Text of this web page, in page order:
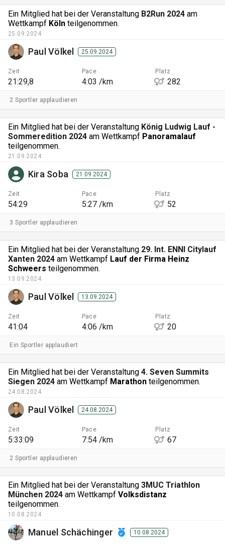
Ein Mitglied hat bei der Veranstaltung B2Run 2024 am
Wettkampf Köln teilgenommen.
25.09.2024
Paul Völkel 25.09.2024
Zeit
21:29,8
Pace
4:03 /km
Platz
282
2 Sportler applaudieren
Ein Mitglied hat bei der Veranstaltung König Ludwig Lauf -
Sommeredition 2024 am Wettkampf Panoramalauf
teilgenommen.
21.09.2024
Kira Soba 21.09.2024
Zeit
54:29
Pace
5:27 /km
Platz
52
3 Sportler applaudieren
Ein Mitglied hat bei der Veranstaltung 29. Int. ENNI Citylauf
Xanten 2024 am Wettkampf Lauf der Firma Heinz
Schweers teilgenommen.
13.09.2024
Paul Völkel 13.09.2024
Zeit
41:04
Pace
4:06 /km
Platz
20
Ein Sportler applaudiert
Ein Mitglied hat bei der Veranstaltung 4. Seven Summits
Siegen 2024 am Wettkampf Marathon teilgenommen.
24.08.2024
Paul Völkel 24.08.2024
Zeit
5:33:09
Pace
7:54 /km
Platz
67
2 Sportler applaudieren
Ein Mitglied hat bei der Veranstaltung 3MUC Triathlon
München 2024 am Wettkampf Volksdistanz
teilgenommen.
10.08.2024
Manuel Schächinger 10.08.2024